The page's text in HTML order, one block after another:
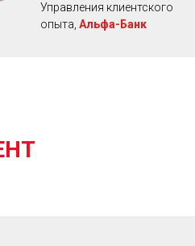
Управления клиентского
опыта, Альфа-Банк